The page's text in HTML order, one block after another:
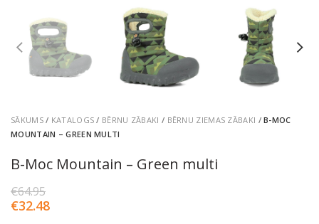
SĀKUMS/ KATALOGS / BĒRNU ZĀBAKI / BĒRNU ZIEMAS ZĀBAKI /B-MOC
MOUNTAIN – GREEN MULTI
B-Moc Mountain – Green multi
€64.95
€32.48